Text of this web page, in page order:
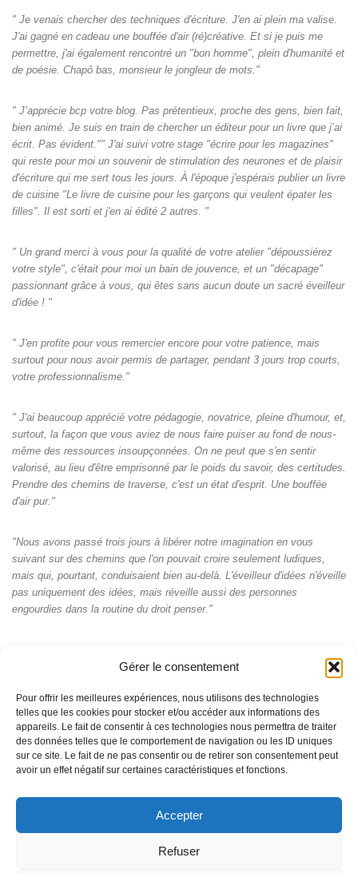
Gérer le consentement
Pour offrir les meilleures expériences, nous utilisons des technologies
telles que les cookies pour stocker et/ou accéder aux informations des
appareils. Le fait de consentir à ces technologies nous permettra de traiter
des données telles que le comportement de navigation ou les ID uniques
sur ce site. Le fait de ne pas consentir ou de retirer son consentement peut
avoir un effet négatif sur certaines caractéristiques et fonctions.
Accepter
Refuser
" Je venais chercher des techniques d'écriture. J'en ai plein ma valise.
J'ai gagné en cadeau une bouffée d'air (ré)créative. Et si je puis me
permettre, j'ai également rencontré un "bon homme", plein d'humanité et
de poésie. Chapô bas, monsieur le jongleur de mots."
" J’apprécie bcp votre blog. Pas prétentieux, proche des gens, bien fait,
bien animé. Je suis en train de chercher un éditeur pour un livre que j’ai
écrit. Pas évident."" J'ai suivi votre stage "écrire pour les magazines"
qui reste pour moi un souvenir de stimulation des neurones et de plaisir
d'écriture qui me sert tous les jours. À l'époque j'espérais publier un livre
de cuisine "Le livre de cuisine pour les garçons qui veulent épater les
filles". Il est sorti et j'en ai édité 2 autres. "
" Un grand merci à vous pour la qualité de votre atelier "dépoussiérez
votre style", c'était pour moi un bain de jouvence, et un "décapage"
passionnant grâce à vous, qui êtes sans aucun doute un sacré éveilleur
d'idée ! "
" J'en profite pour vous remercier encore pour votre patience, mais
surtout pour nous avoir permis de partager, pendant 3 jours trop courts,
votre professionnalisme."
" J'ai beaucoup apprécié votre pédagogie, novatrice, pleine d'humour, et,
surtout, la façon que vous aviez de nous faire puiser au fond de nous-
même des ressources insoupçonnées. On ne peut que s'en sentir
valorisé, au lieu d'être emprisonné par le poids du savoir, des certitudes.
Prendre des chemins de traverse, c'est un état d'esprit. Une bouffée
d'air pur."
"Nous avons passé trois jours à libérer notre imagination en vous
suivant sur des chemins que l'on pouvait croire seulement ludiques,
mais qui, pourtant, conduisaient bien au-delà. L'éveilleur d'idées n'éveille
pas uniquement des idées, mais réveille aussi des personnes
engourdies dans la routine du droit penser."
© Pascal Perrat 2026 - La marque et les contenus du site
Entre2lettres.com sont soumis à la protection de la propriété
intellectuelle